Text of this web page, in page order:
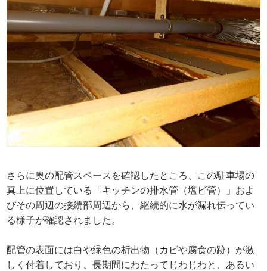
さらに奥の配管スペースを確認したところ、この駐車場の
真上に位置している「キッチンの排水管（塩ビ管）」およ
びその周辺の接続部周辺から、継続的に水が漏れ伝ってい
る様子が確認されました。
配管の表面には白や緑色の析出物（カビや腐食の跡）が激
しく付着しており、長期間にわたってじわじわと、あるい